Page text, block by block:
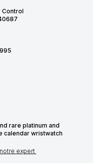
Control
rare platinum and
calendar wristwatch
expert